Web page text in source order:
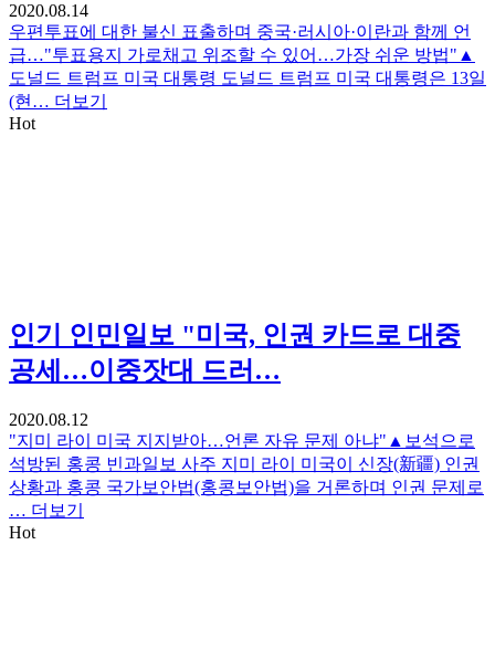
2020.08.14
우편투표에 대한 불신 표출하며 중국·러시아·이란과 함께 언
급…"투표용지 가로채고 위조할 수 있어…가장 쉬운 방법"▲
도널드 트럼프 미국 대통령 도널드 트럼프 미국 대통령은 13일
(현… 더보기
Hot
인기
인민일보 "미국, 인권 카드로 대중
공세…이중잣대 드러…
2020.08.12
"지미 라이 미국 지지받아…언론 자유 문제 아냐"▲보석으로
석방된 홍콩 빈과일보 사주 지미 라이 미국이 신장(新疆) 인권
상황과 홍콩 국가보안법(홍콩보안법)을 거론하며 인권 문제로
… 더보기
Hot